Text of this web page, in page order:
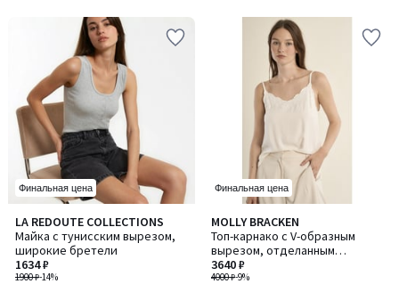
Финальная цена
LA REDOUTE COLLECTIONS
Майка с тунисским вырезом,
широкие бретели
1900 ₽-14%
1634 ₽
4,7
/ 5
Количество
цветов:
3
Финальная цена
MOLLY BRACKEN
Топ-карнако с V-образным
вырезом, отделанным
вышивкой
4000 ₽-9%
3640 ₽